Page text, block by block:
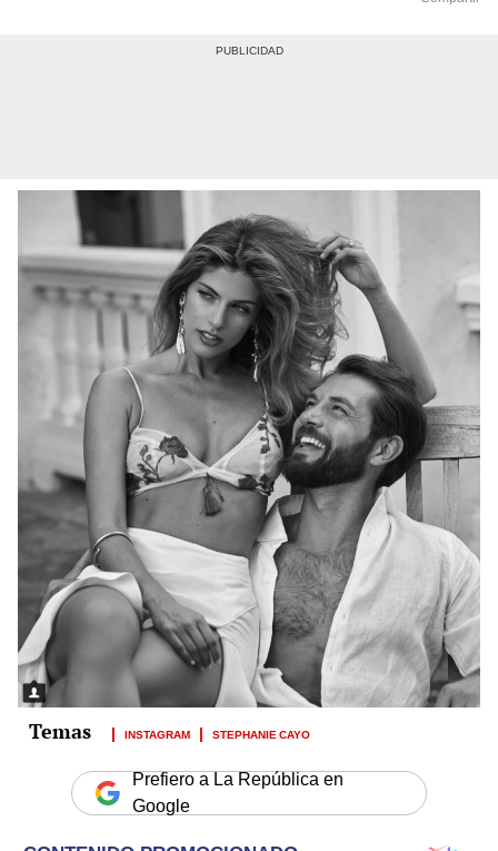
INSTAGRAM STEPHANIE CAYO
Prefiero a La República en
Google